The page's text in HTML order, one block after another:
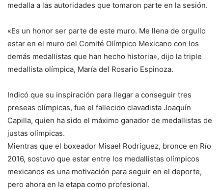
medalla a las autoridades que tomaron parte en la sesión.
«Es un honor ser parte de este muro. Me llena de orgullo
estar en el muro del Comité Olímpico Mexicano con los
demás medallistas que han hecho historia», dijo la triple
medallista olímpica, María del Rosario Espinoza.
Indicó que su inspiración para llegar a conseguir tres
preseas olímpicas, fue el fallecido clavadista Joaquín
Capilla, quien ha sido el máximo ganador de medallistas de
justas olímpicas.
Mientras que el boxeador Misael Rodríguez, bronce en Río
2016, sostuvo que estar entre los medallistas olímpicos
mexicanos es una motivación para seguir en el deporte,
pero ahora en la etapa como profesional.